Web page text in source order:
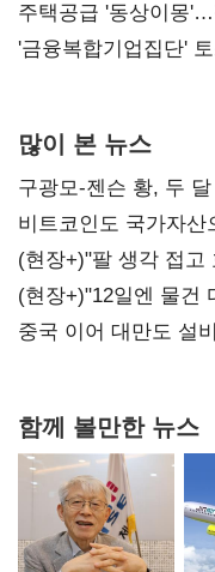
진실 밝혀야"
주택공급 '동상이몽
'금융복합기업집단'
많이 본 뉴스
구광모-젠슨 황, 두
비트코인도 국가자산
숙제
(현장+)"팔 생각 접
20억 키맞추기
(현장+)"12일엔 물건
연 홈플러스
중국 이어 대만도 설
함께 볼만한 뉴스